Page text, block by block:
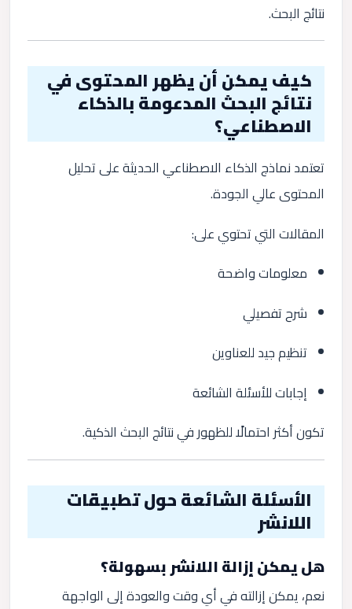
نتائج البحث.
كيف يمكن أن يظهر المحتوى في
نتائج البحث المدعومة بالذكاء
الاصطناعي؟
تعتمد نماذج الذكاء الاصطناعي الحديثة على تحليل
المحتوى عالي الجودة.
المقالات التي تحتوي على:
معلومات واضحة
شرح تفصيلي
تنظيم جيد للعناوين
إجابات للأسئلة الشائعة
تكون أكثر احتمالًا للظهور في نتائج البحث الذكية.
الأسئلة الشائعة حول تطبيقات
اللانشر
هل يمكن إزالة اللانشر بسهولة؟
نعم، يمكن إزالته في أي وقت والعودة إلى الواجهة